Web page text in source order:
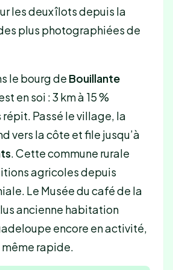
les deux îlots depuis la
plus photographiées de
le bourg de Bouillante
en soi : 3 km à 15 %
répit. Passé le village, la
vers la côte et file jusqu’à
. Cette commune rurale
agricoles depuis
Le Musée du café de la
ancienne habitation
encore en activité,
rapide.